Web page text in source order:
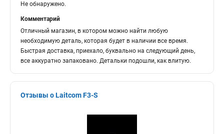
Не обнаружено.
Комментарий
Отличный магазин, в котором можно найти любую
необходимую деталь, которая будет в наличии все время.
Быстрая доставка, приехало, буквально на следующий день,
все аккуратно запаковано. Детальки подошли, как влитую.
Отзывы о Laitcom F3-S